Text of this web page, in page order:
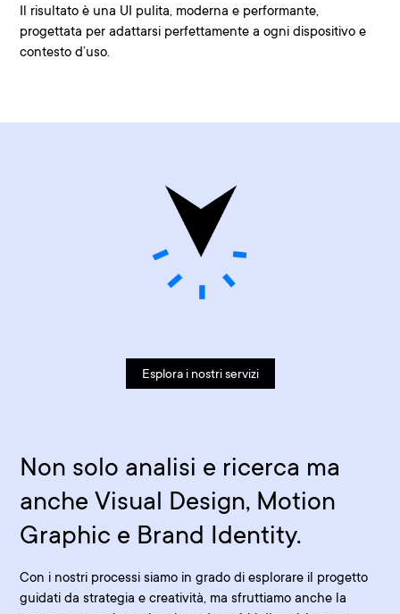
Il risultato è una UI pulita, moderna e performante,
progettata per adattarsi perfettamente a ogni dispositivo e
contesto d’uso.
Esplora i nostri servizi
Non solo analisi e ricerca ma
anche Visual Design, Motion
Graphic e Brand Identity.
Con i nostri processi siamo in grado di esplorare il progetto
guidati da strategia e creatività, ma sfruttiamo anche la